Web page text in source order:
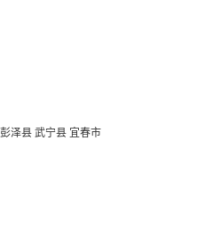
彭泽县 武宁县 宜春市